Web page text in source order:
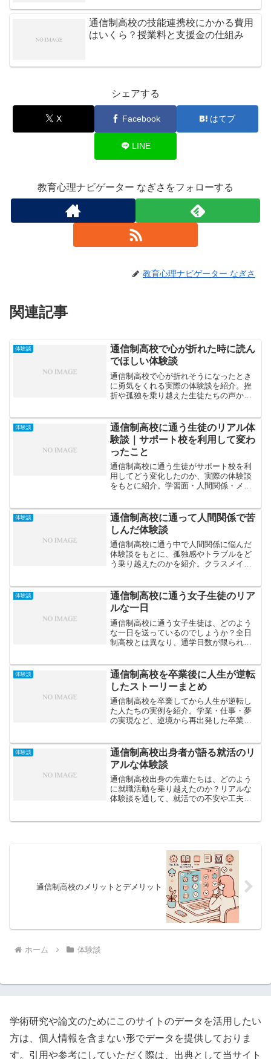
通信制高校の技能連携校にかかる費用
はいくら？授業料と支援金の仕組み
シェアする
X Facebook はてブ
LINE
教育心理ナビゲーター なぎさをフォローする
教育心理ナビゲーター なぎさ
関連記事
体験談
通信制高校で心が折れた時に読ん
でほしい体験談
通信制高校で心が折れそうになったとき
に勇気をくれる実際の体験談を紹介。挫
折や孤独を乗り越えた生徒たちの声か
体験談
通信制高校に通う生徒のリアル体
験談｜サポート校を利用して変わ
ったこと
通信制高校に通う生徒がサポート校を利
用してどう変化したのか、実際の体験談
をもとに紹介。学習面・人間関係・メン
体験談
通信制高校に通って人間関係で苦
しんだ体験談
通信制高校に通う中で人間関係に悩んだ
体験談をもとに、孤独感やトラブルをど
う乗り越えたのかを紹介。クラスメイト
体験談
通信制高校に通う女子生徒のリア
ルな一日
通信制高校に通う女子生徒は、どのよう
な一日を送っているのでしょうか？全日
制高校とは異なり、通学日数が限られ、
が自分のペースで生活をしています。こ
の記事では、通信制高校に...
体験談
通信制高校を卒業後に人生が逆転
したストーリーまとめ
通信制高校を卒業してから人生が逆転し
た人たちの実例を紹介。学業・仕事・夢
の実現など、逆境から再出発した卒業生
体験談
通信制高校出身者が語る就活のリ
アルな体験談
通信制高校出身の先輩たちは、どのよう
に就職活動を乗り越えたのか？リアルな
体験談を通して、就活での不安や工夫、
通信制高校のメリットとデメリット
ホーム 体験談
学術研究や論文のためにこのサイトのデータを活用したい
方は、個人情報を含まない形でデータを提供しておりま
す。引用や参考にしていただく際は、出典として当サイト